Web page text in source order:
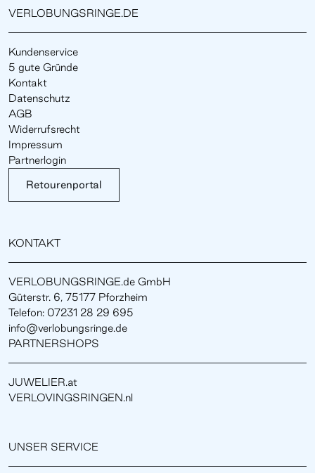
VERLOBUNGSRINGE.DE
Kundenservice
5 gute Gründe
Kontakt
Datenschutz
AGB
Widerrufsrecht
Impressum
Partnerlogin
Retourenportal
KONTAKT
VERLOBUNGSRINGE.de GmbH
Güterstr. 6, 75177 Pforzheim
Telefon: 07231 28 29 695
info@verlobungsringe.de
PARTNERSHOPS
JUWELIER.at
VERLOVINGSRINGEN.nl
UNSER SERVICE